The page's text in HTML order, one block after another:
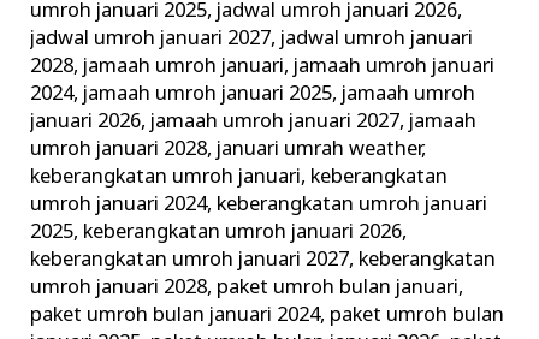
umroh januari 2025, jadwal umroh januari 2026,
jadwal umroh januari 2027, jadwal umroh januari
2028, jamaah umroh januari, jamaah umroh januari
2024, jamaah umroh januari 2025, jamaah umroh
januari 2026, jamaah umroh januari 2027, jamaah
umroh januari 2028, januari umrah weather,
keberangkatan umroh januari, keberangkatan
umroh januari 2024, keberangkatan umroh januari
2025, keberangkatan umroh januari 2026,
keberangkatan umroh januari 2027, keberangkatan
umroh januari 2028, paket umroh bulan januari,
paket umroh bulan januari 2024, paket umroh bulan